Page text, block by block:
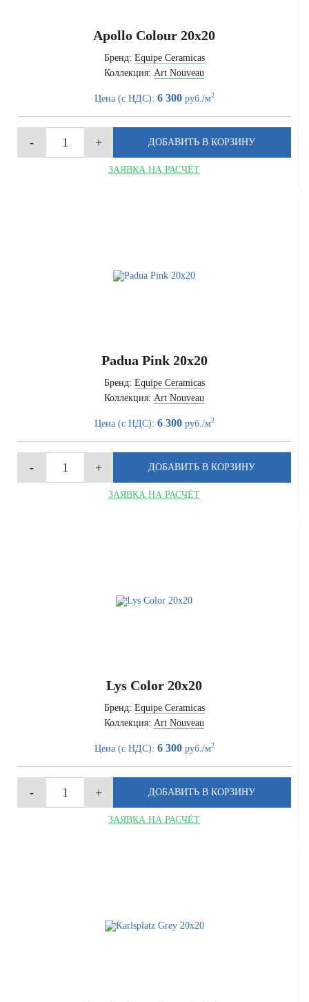
Apollo Colour 20x20
Бренд: Equipe Ceramicas
Коллекция: Art Nouveau
Цена (с НДС): 6 300руб./м2
ЗАЯВКА НА РАСЧЁТ
Padua Pink 20x20
Бренд: Equipe Ceramicas
Коллекция: Art Nouveau
Цена (с НДС): 6 300руб./м2
ЗАЯВКА НА РАСЧЁТ
Lys Color 20x20
Бренд: Equipe Ceramicas
Коллекция: Art Nouveau
Цена (с НДС): 6 300руб./м2
ЗАЯВКА НА РАСЧЁТ